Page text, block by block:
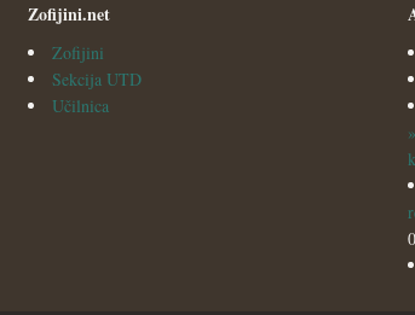
Zofijini.net
Zofijini
Sekcija UTD
Učilnica